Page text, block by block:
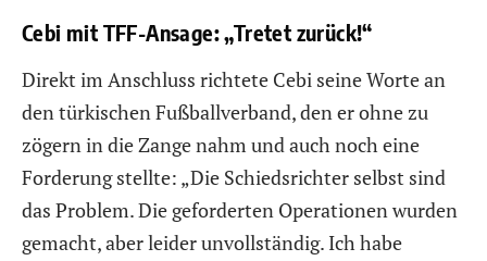
Cebi mit TFF-Ansage: „Tretet zurück!“
Direkt im Anschluss richtete Cebi seine Worte an
den türkischen Fußballverband, den er ohne zu
zögern in die Zange nahm und auch noch eine
Forderung stellte: „Die Schiedsrichter selbst sind
das Problem. Die geforderten Operationen wurden
gemacht, aber leider unvollständig. Ich habe